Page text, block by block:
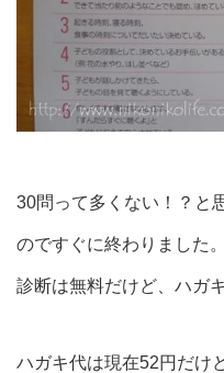
30問って多くない！？と
のですぐに終わりました。
診断は無料だけど、ハガ
ハガキ代は現在52円だけ